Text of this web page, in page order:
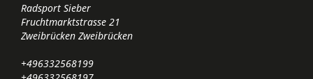
Radsport Sieber
Fruchtmarktstrasse 21
Zweibrücken Zweibrücken
+496332568199